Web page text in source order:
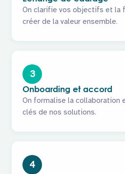
On clarifie vos objectifs et la
créer de la valeur ensemble.
3
Onboarding et accord
On formalise la collaboration
clés de nos solutions.
4